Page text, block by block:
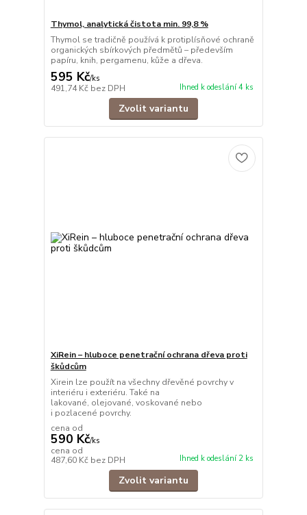
Thymol, analytická čistota min. 99,8 %
Thymol se tradičně používá k protiplísňové ochraně
organických sbírkových předmětů – především
papíru, knih, pergamenu, kůže a dřeva.
595 Kč/ks
491,74 Kč bez DPH Ihned k odeslání 4 ks
Zvolit variantu
XiRein – hluboce penetrační ochrana dřeva proti
škůdcům
Xirein lze použít na všechny dřevěné povrchy v
interiéru i exteriéru. Také na
lakované, olejované, voskované nebo
i pozlacené povrchy.
cena od
590 Kč/ks
cena od
487,60 Kč bez DPH Ihned k odeslání 2 ks
Zvolit variantu